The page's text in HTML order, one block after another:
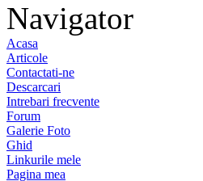
Navigator
Acasa
Articole
Contactati-ne
Descarcari
Intrebari frecvente
Forum
Galerie Foto
Ghid
Linkurile mele
Pagina mea